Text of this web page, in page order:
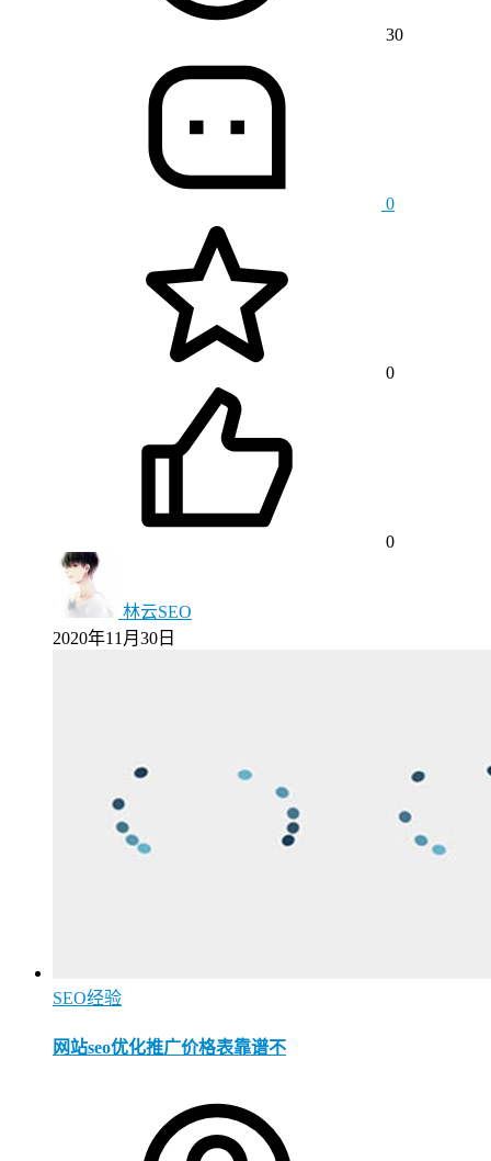
30
0
0
0
林云SEO
2020年11月30日
SEO经验
网站seo优化推广价格表靠谱不